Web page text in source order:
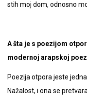
stih moj dom, odnosno
A šta je s poezijom
modernoj arapskoj
Poezija otpora jeste
Nažalost, i ona se